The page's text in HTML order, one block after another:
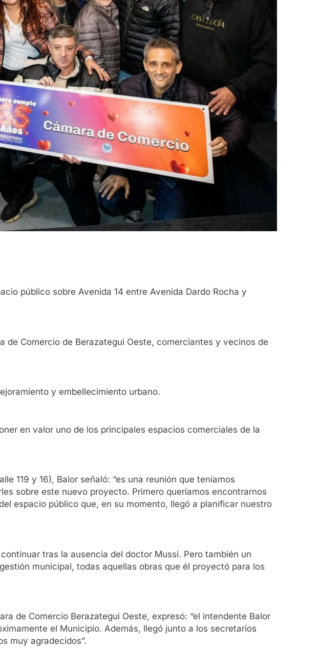
público sobre Avenida 14 entre Avenida Dardo Rocha y
de Comercio de Berazategui Oeste, comerciantes y vecinos de
y embellecimiento urbano.
en valor uno de los principales espacios comerciales de la
119 y 16), Balor señaló: “es una reunión que teníamos
sobre este nuevo proyecto. Primero queríamos encontrarnos
espacio público que, en su momento, llegó a planificar nuestro
tras la ausencia del doctor Mussi. Pero también un
municipal, todas aquellas obras que él proyectó para los
de Comercio Berazategui Oeste, expresó: “el intendente Balor
el Municipio. Además, llegó junto a los secretarios
muy agradecidos”.